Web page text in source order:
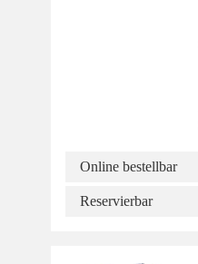
Online bestellbar
Reservierbar